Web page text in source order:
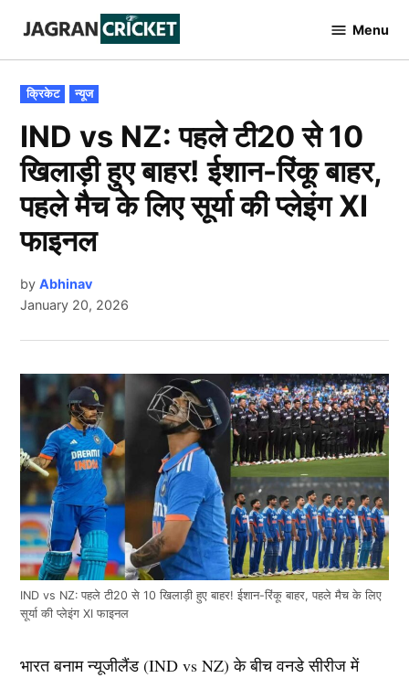
content
Cricket
Menu
POSTED
IN
क्रिकेट न्यूज
IND vs NZ: पहले टी20 से 10
खिलाड़ी हुए बाहर! ईशान-रिंकू बाहर,
पहले मैच के लिए सूर्या की प्लेइंग XI
फाइनल
by Abhinav
January 20, 2026
IND vs NZ: पहले टी20 से 10 खिलाड़ी हुए बाहर! ईशान-रिंकू बाहर, पहले मैच के लिए
सूर्या की प्लेइंग XI फाइनल
भारत बनाम न्यूजीलैंड (IND vs NZ) के बीच वनडे सीरीज में